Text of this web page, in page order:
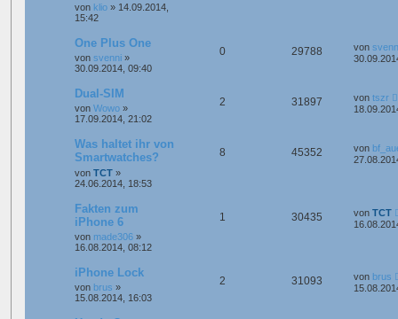
von klio » 14.09.2014,
15:42
One Plus One
von svenni »
30.09.2014, 09:40
0 29788 von
Dual-SIM
von Wowo »
17.09.2014, 21:02
2 31897 von tszr
Was haltet ihr von
Smartwatches?
von TCT »
24.06.2014, 18:53
8 45352 von
Fakten zum
iPhone 6
von made306 »
16.08.2014, 08:12
1 30435 von TCT
iPhone Lock
von brus »
15.08.2014, 16:03
2 31093 von brus